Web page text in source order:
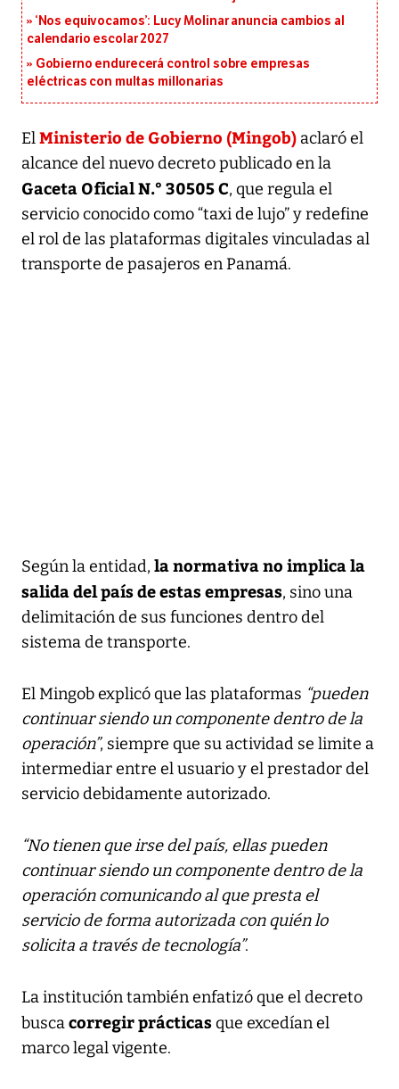
‘Nos equivocamos’: Lucy Molinar anuncia cambios al
calendario escolar 2027
Gobierno endurecerá control sobre empresas
eléctricas con multas millonarias
ElMinisterio de Gobierno (Mingob) aclaró el
alcance del nuevo decreto publicado en la
Gaceta Oficial N.° 30505 C, que regula el
servicio conocido como “taxi de lujo” y redefine
el rol de las plataformas digitales vinculadas al
transporte de pasajeros en Panamá.
Según la entidad, la normativa no implica la
salida del país de estas empresas, sino una
delimitación de sus funciones dentro del
sistema de transporte.
El Mingob explicó que las plataformas “pueden
continuar siendo un componente dentro de la
operación”, siempre que su actividad se limite a
intermediar entre el usuario y el prestador del
servicio debidamente autorizado.
“No tienen que irse del país, ellas pueden
continuar siendo un componente dentro de la
operación comunicando al que presta el
servicio de forma autorizada con quién lo
solicita a través de tecnología”.
La institución también enfatizó que el decreto
buscacorregir prácticasque excedían el
marco legal vigente.